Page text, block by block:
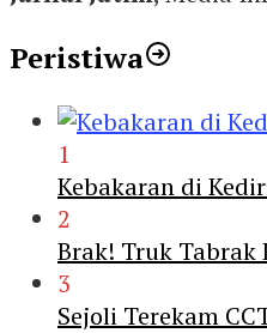
Peristiwa
1
Kebakaran di
2
Brak! Truk Tabrak
3
Sejoli Terekam